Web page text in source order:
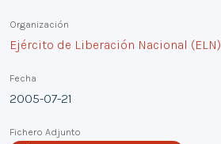
Organización
Ejército de Liberación Nacional (ELN)
Fecha
2005-07-21
Fichero Adjunto